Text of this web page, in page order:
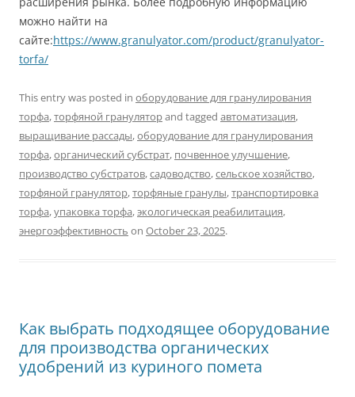
можно найти на
сайте:https://www.granulyator.com/product/granulyator-
torfa/
This entry was posted in оборудование для гранулирования
торфа,торфяной грануляторand tagged автоматизация,
выращивание рассады,оборудование для гранулирования
торфа,органический субстрат, почвенное улучшение,
производство субстратов,садоводство,сельское хозяйство,
торфяной гранулятор,торфяные гранулы,транспортировка
торфа,упаковка торфа,экологическая реабилитация,
энергоэффективность on October 23, 2025.
Как выбрать подходящее оборудование
для производства органических
удобрений из куриного помета